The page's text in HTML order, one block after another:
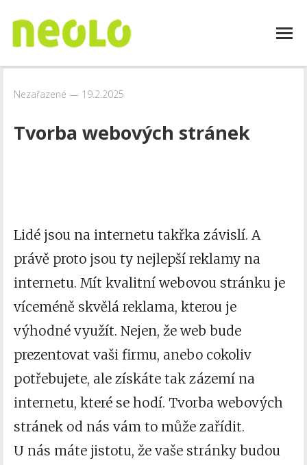
Nezařazené 19.2.2025
Tvorba webových stránek
Lidé jsou na internetu takřka závislí. A
právě proto jsou ty nejlepší reklamy na
internetu. Mít kvalitní webovou stránku je
víceméně skvělá reklama, kterou je
výhodné využít. Nejen, že web bude
prezentovat vaši firmu, anebo cokoliv
potřebujete, ale získáte tak zázemí na
internetu, které se hodí. Tvorba webových
stránek od nás vám to může zařídit.
U nás máte jistotu, že vaše stránky budou